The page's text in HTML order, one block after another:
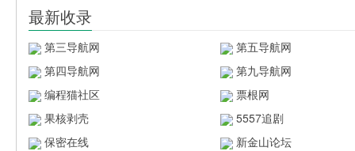
最新收录
第三导航网
第五导航网
第四导航网
第九导航网
编程猫社区
票根网
果核剥壳
5557追剧
保密在线
新金山论坛